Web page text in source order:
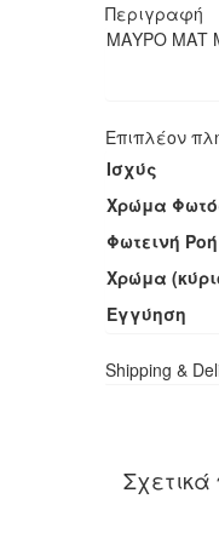
Περιγραφή
ΜΑΥΡΟ ΜΑΤ
Επιπλέον
Ισχύς
Χρώμα
Φωτεινή
Χρώμα
Εγγύηση
Shipping &
Σχετικά